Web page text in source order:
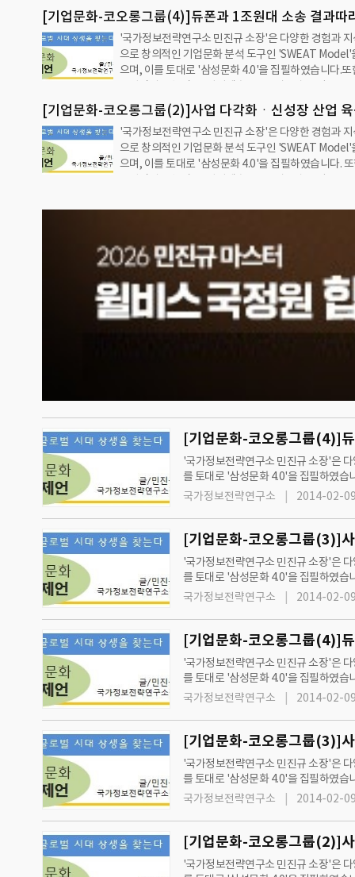
터 '기업문화 진단과 제언'을 통해 지속성장과 발전을
획물을 시리즈로 연재하고 있습니다.2013년 10월 30
실린 [한국기업문화 진단과 제언 - 코오롱그룹 편]을
[코오롱그룹의 기업문화(4)] 성과: 이익과 위험듀폰과
송 결과따라 '그룹 미래' 달려건설쪽 PF '뇌관'…수직
을까 우려'위기를 기회'로 기존사업과 접목된 …
[기업문화-코오롱그룹(4)]듀폰과 1조원대 소송 결과따
미래 달려[국가정보전략연구소]
'국가정보전략연구소 민진규 소장'은 다양한 경험과
으로 창의적인 기업문화 분석 도구인 'SWEAT Model'
으며, 이를 토대로 '삼성문화 4.0'을 집필하였습니다.
보전략연구소'와 '그린경제'는 2012년 7월 11일 수요
터 '기업문화 진단과 제언'을 통해 지속성장과 발전을
획물을 시리즈로 연재하고 있습니다.2013년 10월 30
실린 [한국기업문화 진단과 제언 - 코오롱그룹 편]을
[코오롱그룹의 기업문화(4)] 성과: 이익과 위험듀폰과
송 결과따라 '그룹 미래' 달려건설쪽 PF '뇌관'…수직
[기업문화-코오롱그룹(2)]사업 다각화ㆍ신성장 산업
경쟁력 확보 못해[국가정보전략연구소]
'국가정보전략연구소 민진규 소장'은 다양한 경험과
으로 창의적인 기업문화 분석 도구인 'SWEAT Model'
으며, 이를 토대로 '삼성문화 4.0'을 집필하였습니다.
보전략연구소'와 '그린경제'는 2012년 7월 11일 수요
획물을 시리즈로 연재하고 있습니다.2013년 10월 23
[코오롱그룹의 기업문화(2)]코오롱의 비전사업 다각
산업 육성 불구 경쟁력 확보 못해 'One&Only' 1등전략
고 액션플랜은 없다 평가'빅 스텝 2010''뉴 스타트
략 없어 제자리 걸음창업주 '…
[기업문화-코오롱그룹(4)]
'국가정보전략연구소 민진규 소장'은
를 토대로 '삼성문화 4.0'을 집필하였습니다. 또한, '국가정보전략연구소'와 '그린경제'는 2012년 7월 11일 수요일자 신문부
단과 제언'을 통해 지속성장과 발전을
국가정보전략연구소 2014-02-
[기업문화-코오롱그룹(3)]
'국가정보전략연구소 민진규 소장'은
를 토대로 '삼성문화 4.0'을 집필하였습니다. 또한, '국가정보전략연구소'와 '그린경제'는 2012년 7월 11일 수요일자 신문부
단과 제언'을 통해 지속성장과 발전을
국가정보전략연구소 2014-02-
[기업문화-코오롱그룹(4)]
'국가정보전략연구소 민진규 소장'은
를 토대로 '삼성문화 4.0'을 집필하였
과 제언'을 통해 지속성장과 발전을 제
국가정보전략연구소 2014-02-
[기업문화-코오롱그룹(3)]
'국가정보전략연구소 민진규 소장'은
를 토대로 '삼성문화 4.0'을 집필하였
과 제언'을 통해 지속성장과 발전을 제
국가정보전략연구소 2014-02-
'국가정보전략연구소 민진규 소장'은